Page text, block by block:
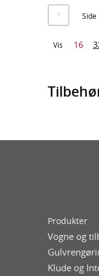
Side
Vis 16
Produkter
Vogne og
Klude og